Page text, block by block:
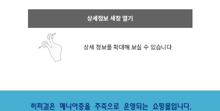
상세정보 새창 열기
상세 정보를 확대해 보실 수 있습니다.